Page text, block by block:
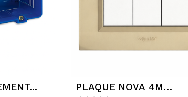
PLAQUE NOVA 4M